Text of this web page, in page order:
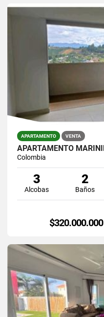
APARTAMENTO VENTA
Colombia
3
Alcobas
2
Baños
$320.000.000